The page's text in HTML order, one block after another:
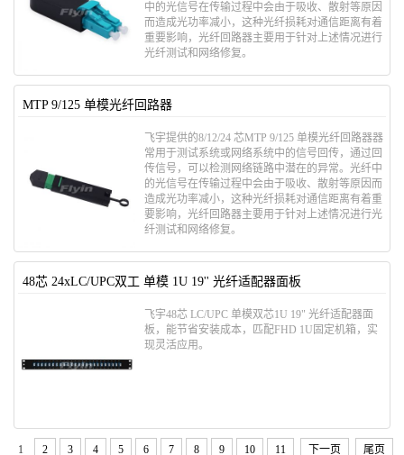
中的光信号在传输过程中会由于吸收、散射等原因
而造成光功率减小，这种光纤损耗对通信距离有着
重要影响，光纤回路器主要用于针对上述情况进行
光纤测试和网络修复。
MTP 9/125 单模光纤回路器
飞宇提供的8/12/24 芯MTP 9/125 单模光纤回路器器
常用于测试系统或网络系统中的信号回传，通过回
传信号，可以检测网络链路中潜在的异常。光纤中
的光信号在传输过程中会由于吸收、散射等原因而
造成光功率减小，这种光纤损耗对通信距离有着重
要影响，光纤回路器主要用于针对上述情况进行光
纤测试和网络修复。
48芯 24xLC/UPC双工 单模 1U 19'' 光纤适配器面板
飞宇48芯 LC/UPC 单模双芯1U 19" 光纤适配器面
板，能节省安装成本，匹配FHD 1U固定机箱，实
现灵活应用。
1 2 3 4 5 6 7 8 9 10 11 下一页 尾页